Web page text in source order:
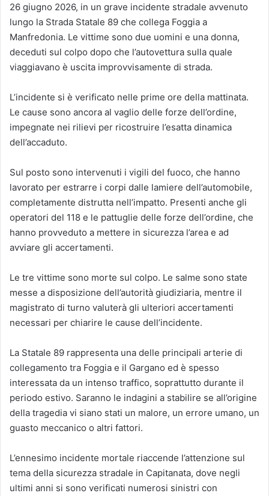
26 giugno 2026, in un grave incidente stradale avvenuto
lungo la Strada Statale 89 che collega Foggia a
Manfredonia. Le vittime sono due uomini e una donna,
deceduti sul colpo dopo che l’autovettura sulla quale
viaggiavano è uscita improvvisamente di strada.
L’incidente si è verificato nelle prime ore della mattinata.
Le cause sono ancora al vaglio delle forze dell’ordine,
impegnate nei rilievi per ricostruire l’esatta dinamica
dell’accaduto.
Sul posto sono intervenuti i vigili del fuoco, che hanno
lavorato per estrarre i corpi dalle lamiere dell’automobile,
completamente distrutta nell’impatto. Presenti anche gli
operatori del 118 e le pattuglie delle forze dell’ordine, che
hanno provveduto a mettere in sicurezza l’area e ad
avviare gli accertamenti.
Le tre vittime sono morte sul colpo. Le salme sono state
messe a disposizione dell’autorità giudiziaria, mentre il
magistrato di turno valuterà gli ulteriori accertamenti
necessari per chiarire le cause dell’incidente.
La Statale 89 rappresenta una delle principali arterie di
collegamento tra Foggia e il Gargano ed è spesso
interessata da un intenso traffico, soprattutto durante il
periodo estivo. Saranno le indagini a stabilire se all’origine
della tragedia vi siano stati un malore, un errore umano, un
guasto meccanico o altri fattori.
L’ennesimo incidente mortale riaccende l’attenzione sul
tema della sicurezza stradale in Capitanata, dove negli
ultimi anni si sono verificati numerosi sinistri con